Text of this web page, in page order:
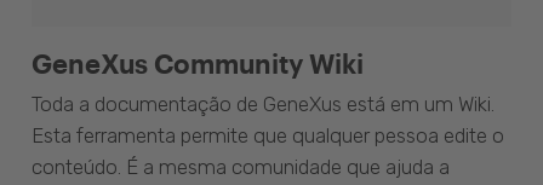
GeneXus Community Wiki
Toda a documentação de GeneXus está em um Wiki.
Esta ferramenta permite que qualquer pessoa edite o
conteúdo. É a mesma comunidade que ajuda a